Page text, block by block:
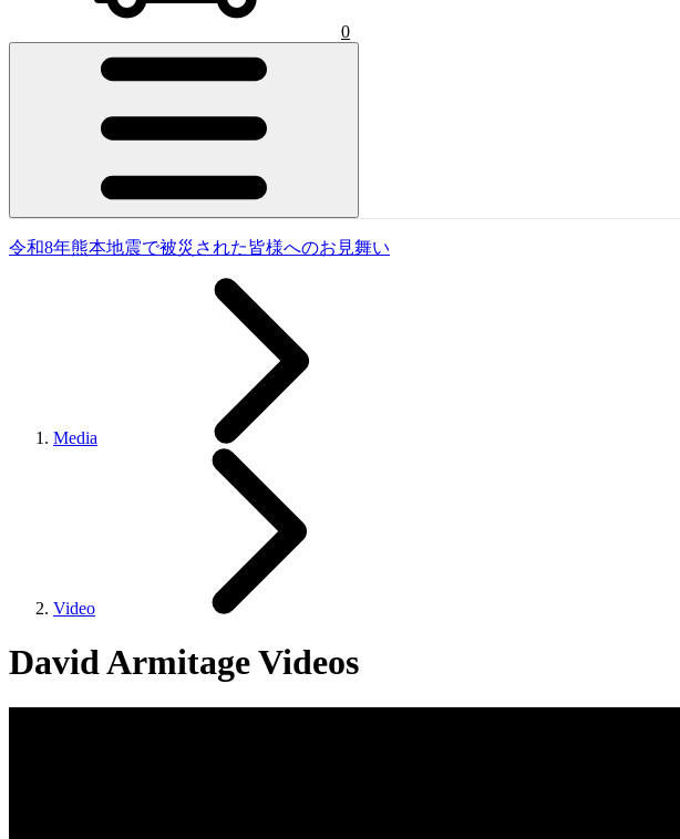
0
令和8年熊本地震で被災された皆様へのお見舞い
Media
Video
David Armitage Videos